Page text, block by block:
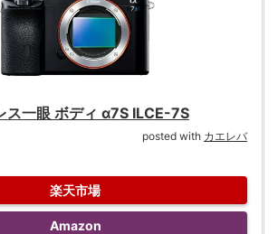
ス一眼 ボディ α7S ILCE-7S
posted with カエレバ
楽天市場
Amazon